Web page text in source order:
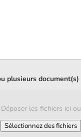
plusieurs document(s)
Déposer les fichiers ici ou
Sélectionnez des fichiers